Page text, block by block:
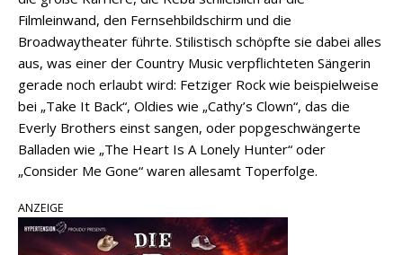
Filmleinwand, den Fernsehbildschirm und die
Broadwaytheater führte. Stilistisch schöpfte sie dabei alles
aus, was einer der Country Music verpflichteten Sängerin
gerade noch erlaubt wird: Fetziger Rock wie beispielweise
bei „Take It Back“, Oldies wie „Cathy’s Clown“, das die
Everly Brothers einst sangen, oder popgeschwängerte
Balladen wie „The Heart Is A Lonely Hunter“ oder
„Consider Me Gone“ waren allesamt Toperfolge.
ANZEIGE